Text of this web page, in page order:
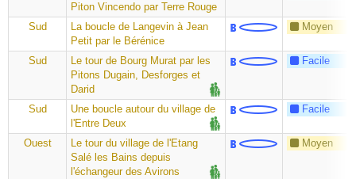
Piton Vincendo par Terre Rouge
Sud
La boucle de Langevin à Jean
Petit par le Bérénice
Moyen
Sud
Le tour de Bourg Murat par les
Pitons Dugain, Desforges et
Darid
Facile
Sud
Une boucle autour du village de
l'Entre Deux
Facile
Ouest
Le tour du village de l'Etang
Salé les Bains depuis
l'échangeur des Avirons
Moyen